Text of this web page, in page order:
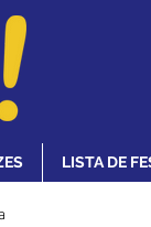
LISTA DE